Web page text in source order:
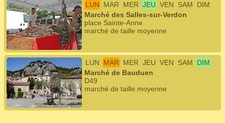
LUN MAR MER JEU VEN SAM
DIM
Marché des Salles-sur-Verdon
place Sainte-Anne
marché de taille moyenne
LUN MAR MER JEU VEN SAM
DIM
Marché de Bauduen
D49
marché de taille moyenne